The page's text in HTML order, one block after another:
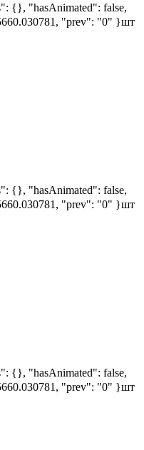
{}, "hasAnimated": false,
"prev": "0" }шт
{}, "hasAnimated": false,
"prev": "0" }шт
{}, "hasAnimated": false,
"prev": "0" }шт